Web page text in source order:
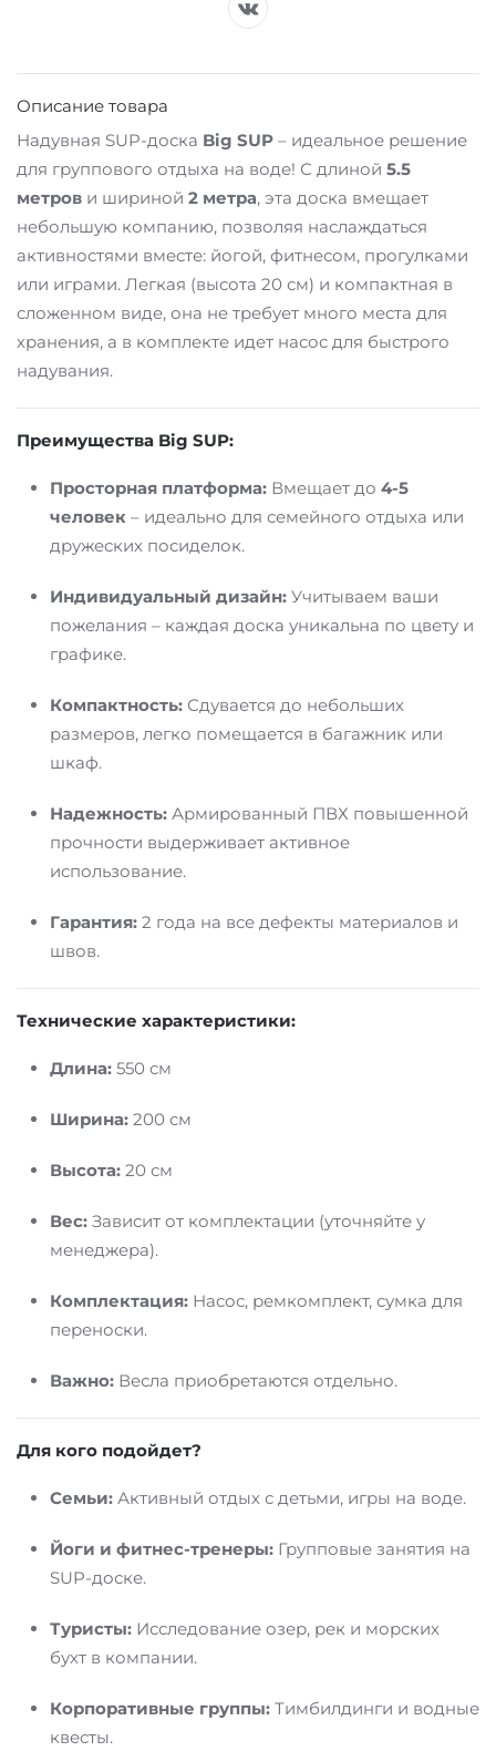
Описание товара
Надувная SUP-доска Big SUP – идеальное решение
для группового отдыха на воде! С длиной 5.5
метров и шириной 2 метра, эта доска вмещает
небольшую компанию, позволяя наслаждаться
активностями вместе: йогой, фитнесом, прогулками
или играми. Легкая (высота 20 см) и компактная в
сложенном виде, она не требует много места для
хранения, а в комплекте идет насос для быстрого
надувания.
Преимущества Big SUP:
Просторная платформа: Вмещает до 4-5
человек – идеально для семейного отдыха или
дружеских посиделок.
Индивидуальный дизайн: Учитываем ваши
пожелания – каждая доска уникальна по цвету и
графике.
Компактность: Сдувается до небольших
размеров, легко помещается в багажник или
шкаф.
Надежность: Армированный ПВХ повышенной
прочности выдерживает активное
использование.
Гарантия: 2 года на все дефекты материалов и
швов.
Технические характеристики:
Длина: 550 см
Ширина: 200 см
Высота: 20 см
Вес: Зависит от комплектации (уточняйте у
менеджера).
Комплектация: Насос, ремкомплект, сумка для
переноски.
Важно: Весла приобретаются отдельно.
Для кого подойдет?
Семьи: Активный отдых с детьми, игры на воде.
Йоги и фитнес-тренеры: Групповые занятия на
SUP-доске.
Туристы: Исследование озер, рек и морских
бухт в компании.
Корпоративные группы: Тимбилдинги и водные
квесты.